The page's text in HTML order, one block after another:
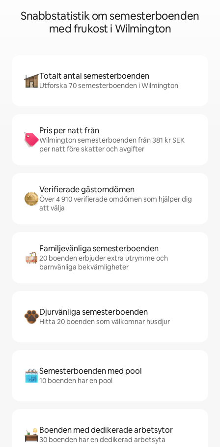
Snabbstatistik om semesterboenden
med frukost i Wilmington
Totalt antal semesterboenden
Utforska 70 semesterboenden i Wilmington
Pris per natt från
Wilmington semesterboenden från 381 kr SEK
per natt före skatter och avgifter
Verifierade gästomdömen
Över 4 910 verifierade omdömen som hjälper dig
att välja
Familjevänliga semesterboenden
20 boenden erbjuder extra utrymme och
barnvänliga bekvämligheter
Djurvänliga semesterboenden
Hitta 20 boenden som välkomnar husdjur
Semesterboenden med pool
10 boenden har en pool
Boenden med dedikerade arbetsytor
30 boenden har en dedikerad arbetsyta